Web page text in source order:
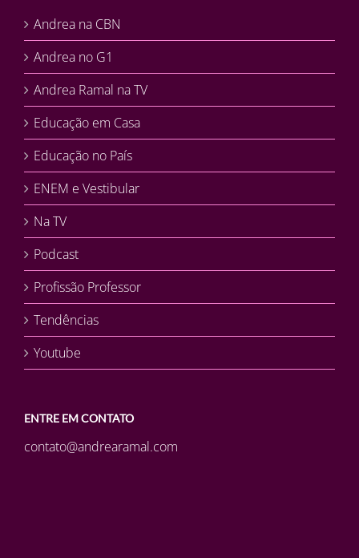
Andrea na CBN
Andrea no G1
Andrea Ramal na TV
Educação em Casa
Educação no País
ENEM e Vestibular
Na TV
Podcast
Profissão Professor
Tendências
Youtube
ENTRE EM CONTATO
contato@andrearamal.com